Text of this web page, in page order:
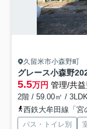
久留米市小森野町
グレース小森野
5.5万円 管理/共
2階 / 59.00㎡ /
西鉄大牟田線「宮
バス・トイレ別